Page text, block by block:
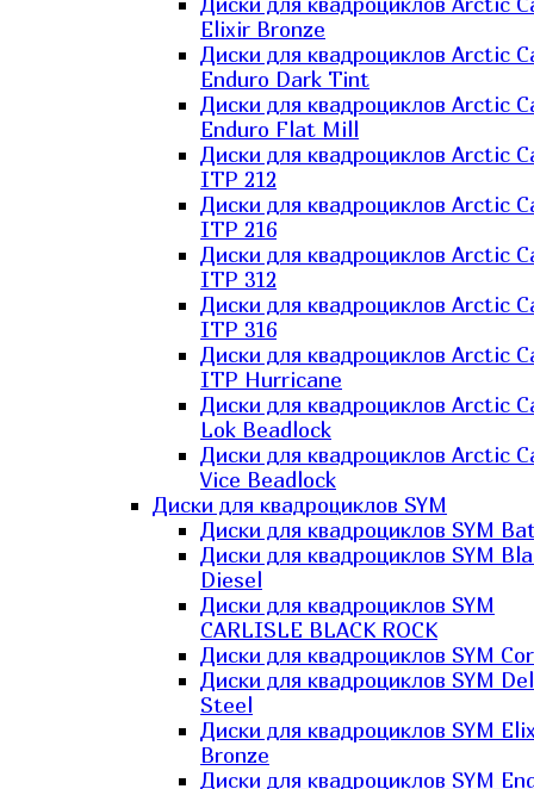
Elixir Bronze
Диски для квадроциклов Arctic
Enduro Dark Tint
Диски для квадроциклов Arctic
Enduro Flat Mill
Диски для квадроциклов Arctic
ITP 212
Диски для квадроциклов Arctic
ITP 216
Диски для квадроциклов Arctic
ITP 312
Диски для квадроциклов Arctic
ITP 316
Диски для квадроциклов Arctic
ITP Hurricane
Диски для квадроциклов Arctic
Lok Beadlock
Диски для квадроциклов Arctic
Vice Beadlock
Диски для квадроциклов SYM
Диски для квадроциклов SYM
Диски для квадроциклов SYM
Diesel
Диски для квадроциклов SYM
CARLISLE BLACK ROCK
Диски для квадроциклов SYM
Диски для квадроциклов SYM
Steel
Диски для квадроциклов SYM
Bronze
Диски для квадроциклов SYM